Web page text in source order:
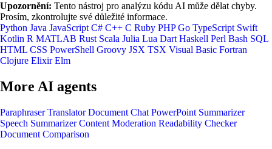
Upozornění: Tento nástroj pro analýzu kódu AI může dělat chyby.
Prosím, zkontrolujte své důležité informace.
Python Java JavaScript C# C++ C Ruby PHP Go TypeScript Swift
Kotlin R MATLAB Rust Scala Julia Lua Dart Haskell Perl Bash SQL
HTML CSS PowerShell Groovy JSX TSX Visual Basic Fortran
Clojure Elixir Elm
More AI agents
Paraphraser Translator Document Chat PowerPoint Summarizer
Speech Summarizer Content Moderation Readability Checker
Document Comparison